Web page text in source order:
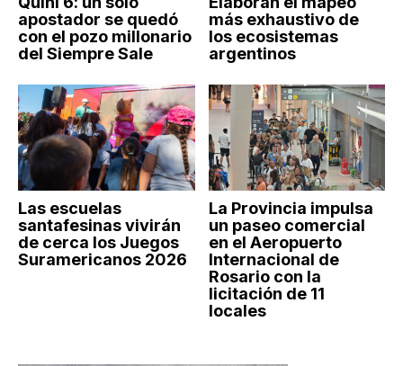
apostador se quedó
con el pozo millonario
del Siempre Sale
más exhaustivo de
los ecosistemas
argentinos
Las escuelas
santafesinas vivirán
de cerca los Juegos
Suramericanos 2026
La Provincia impulsa
un paseo comercial
en el Aeropuerto
Internacional de
Rosario con la
licitación de 11
locales